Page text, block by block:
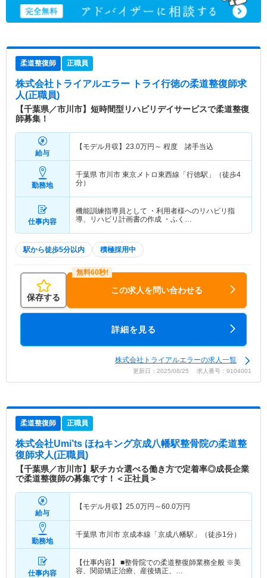
柔道整復師 正職員
株式会社トライアルエラー トライ行徳の柔道整復師求
人(正職員)
【千葉県／市川市】短時間型リハビリデイサービスで柔道整復
師募集！
給与
【モデル月収】 23.0万円～ 程度 諸手当込
勤務地
千葉県 市川市 東京メトロ東西線「行徳駅」（徒歩4
分）
仕事内容
機能訓練指導員として ・利用者様へのリハビリ指
導、リハビリ計画書の作成 ・ふく…
駅から徒歩5分以内 積極採用中
保存する
この求人を問い合わせる
詳細を見る
株式会社トライアルエラーの求人一覧
更新日：2025/08/25 求人番号：9104001
柔道整復師 正職員
株式会社Umi’ts ほねキング京成八幡駅整骨院の柔道整
復師求人(正職員)
【千葉県／市川市】駅チカ☆選べる働き方で定着率◎成長企業
で柔道整復師の募集です！＜正社員＞
給与
【モデル月収】 25.0万円～60.0万円
勤務地
千葉県 市川市 京成本線「京成八幡駅」（徒歩1分）
仕事内容
【仕事内容】 ■整骨院での柔道整復師業務全般 ※美
容、関節矯正治療、産後矯正、…